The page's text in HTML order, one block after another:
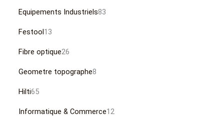
Equipements Industriels83
Festool13
Fibre optique26
Geometre topographe8
Hilti65
Informatique & Commerce12